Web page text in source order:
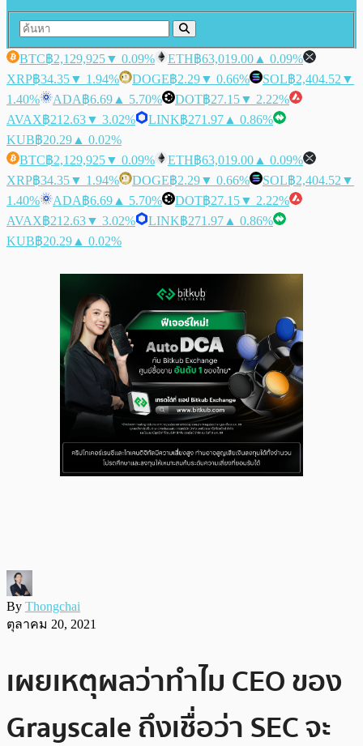
BTC฿2,129,925▼ 0.09% ETH฿63,019.00 ▲ 0.09%
XRP฿34.35▼ 1.94% DOGE฿2.29▼ 0.66% SOL฿2,404.52 ▼
1.40%
ADA฿6.69 ▲ 5.70% DOT฿27.15▼ 2.22%
AVAX฿212.63▼ 3.02% LINK฿271.97 ▲ 0.86%
KUB฿20.29 ▲ 0.02%
BTC฿2,129,925▼ 0.09% ETH฿63,019.00 ▲ 0.09%
XRP฿34.35▼ 1.94% DOGE฿2.29▼ 0.66% SOL฿2,404.52 ▼
1.40%
ADA฿6.69 ▲ 5.70% DOT฿27.15▼ 2.22%
AVAX฿212.63▼ 3.02% LINK฿271.97 ▲ 0.86%
KUB฿20.29 ▲ 0.02%
By Thongchai
ตุลาคม 20, 2021
เผยเหตุผลว่าทำไม CEO ของ
Grayscale ถึงเชื่อว่า SEC จะ